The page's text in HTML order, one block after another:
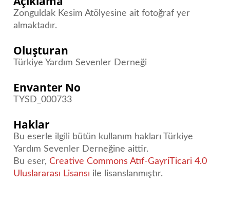
Zonguldak Kesim Atölyesine ait fotoğraf yer
almaktadır.
Oluşturan
Türkiye Yardım Sevenler Derneği
Envanter No
TYSD_000733
Haklar
Bu eserle ilgili bütün kullanım hakları Türkiye
Yardım Sevenler Derneğine aittir.
Bu eser,Creative Commons Atıf-GayriTicari 4.0
Uluslararası Lisansı ile lisanslanmıştır.